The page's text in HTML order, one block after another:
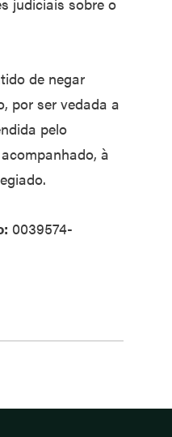
de negar
por ser vedada a
pelo
à
0039574-